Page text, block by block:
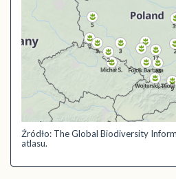
Źródło: The Global Biodiversity
atlasu.